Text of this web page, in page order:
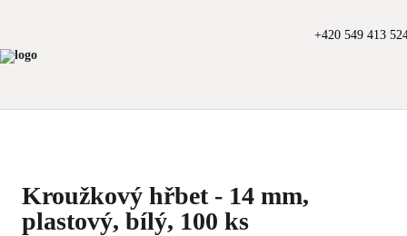
+420 549 413
Kroužkový hřbet - 14 mm,
plastový, bílý, 100 ks